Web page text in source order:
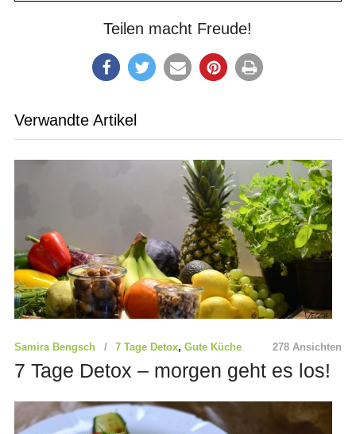
Teilen macht Freude!
Verwandte Artikel
Samira Bengsch 7 Tage Detox, Gute Küche 278 Ansichten
7 Tage Detox – morgen geht es los!